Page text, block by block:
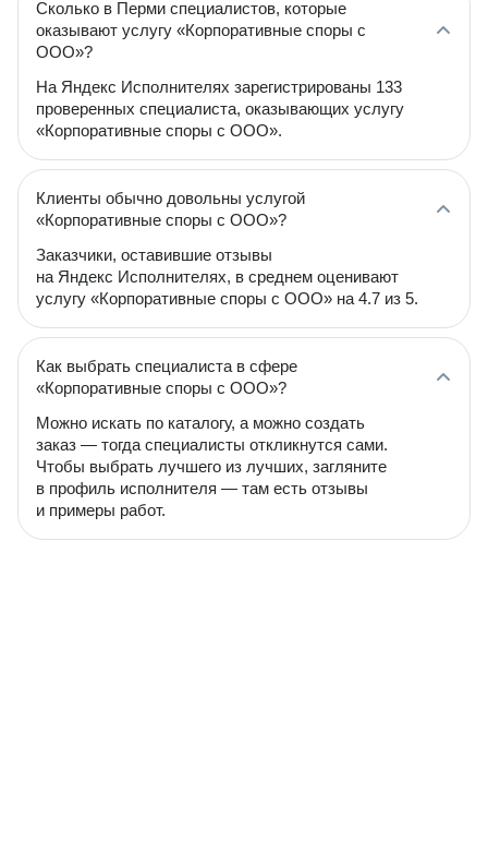
Сколько в Перми специалистов, которые
оказывают услугу «Корпоративные споры с
ООО»?
На Яндекс Исполнителях зарегистрированы 133
проверенных специалиста, оказывающих услугу
«Корпоративные споры с ООО».
Клиенты обычно довольны услугой
«Корпоративные споры с ООО»?
Заказчики, оставившие отзывы
на Яндекс Исполнителях, в среднем оценивают
услугу «Корпоративные споры с ООО» на 4.7 из 5.
Как выбрать специалиста в сфере
«Корпоративные споры с ООО»?
Можно искать по каталогу, а можно создать
заказ — тогда специалисты откликнутся сами.
Чтобы выбрать лучшего из лучших, загляните
в профиль исполнителя — там есть отзывы
и примеры работ.